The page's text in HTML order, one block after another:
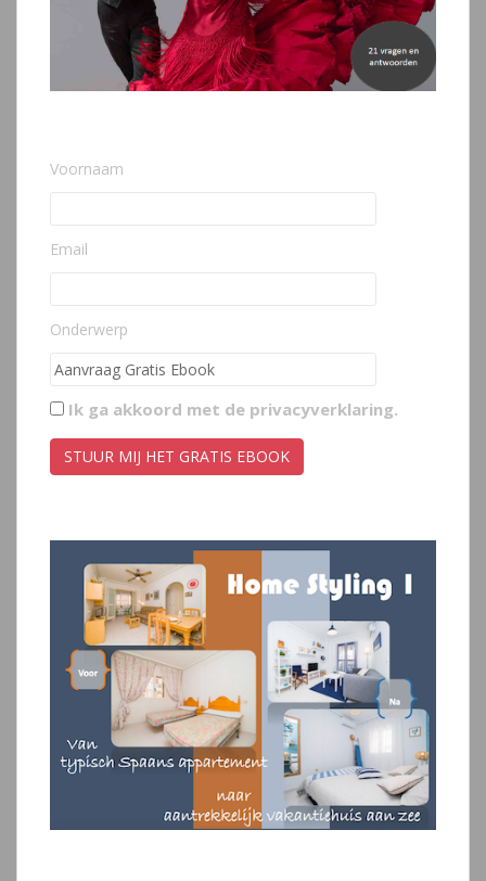
Voornaam
Email
Onderwerp
Ik ga akkoord met de privacyverklaring.